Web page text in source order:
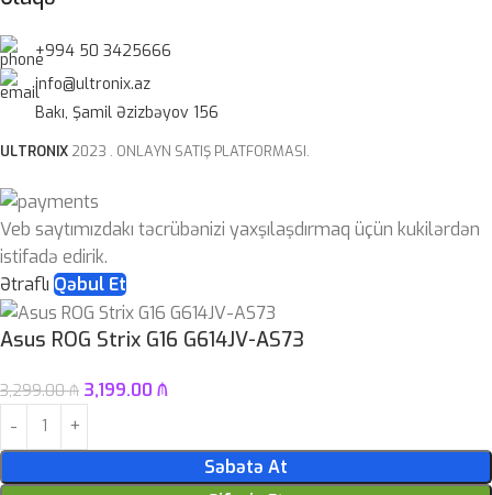
+994 50 3425666
info@ultronix.az
Bakı, Şamil Əzizbəyov 156
ULTRONIX 2023 . ONLAYN SATIŞ PLATFORMASI.
Veb saytımızdakı təcrübənizi yaxşılaşdırmaq üçün kukilərdən
istifadə edirik.
Ətraflı Qəbul Et
Asus ROG Strix G16 G614JV-AS73
3,299.00₼ 3,199.00 ₼
Səbətə At